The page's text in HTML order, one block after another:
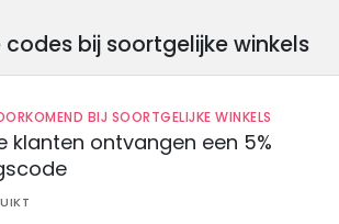
bij soortgelijke winkels
BIJ SOORTGELIJKE WINKELS
klanten ontvangen een 5%